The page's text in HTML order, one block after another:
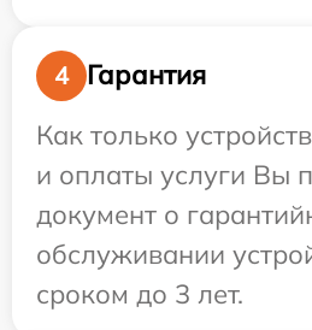
4
Гарантия
Как только
и оплаты услуги Вы
документ о
обслуживании
сроком до 3 лет.